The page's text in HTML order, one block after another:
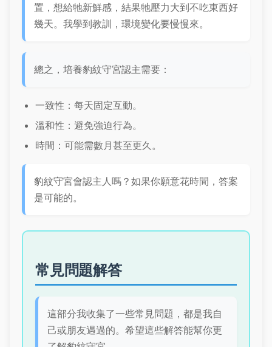
置，想給牠新鮮感，結果牠壓力大到不吃東西好
幾天。我學到教訓，環境變化要慢慢來。
總之，培養豹紋守宮認主需要：
一致性：每天固定互動。
溫和性：避免強迫行為。
時間：可能需數月甚至更久。
豹紋守宮會認主人嗎？如果你願意花時間，答案
是可能的。
常見問題解答
這部分我收集了一些常見問題，都是我自
己或朋友遇過的。希望這些解答能幫你更